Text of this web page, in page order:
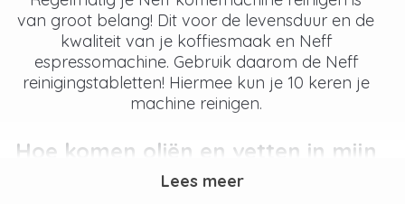
van groot belang! Dit voor de levensduur en de
kwaliteit van je koffiesmaak en Neff
espressomachine. Gebruik daarom de Neff
reinigingstabletten! Hiermee kun je 10 keren je
machine reinigen.
Hoe komen oliën en vetten in mijn
machine?
Lees meer